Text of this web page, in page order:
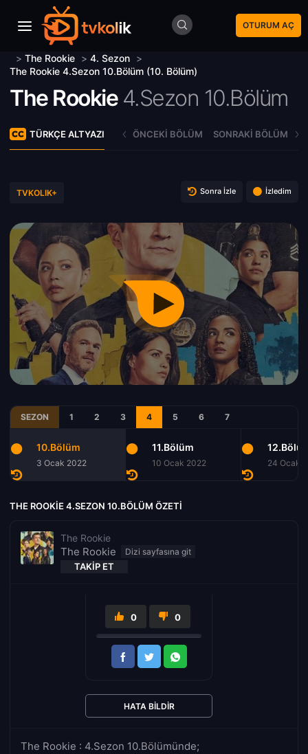
OTURUM AÇ
> The Rookie > 4. Sezon >
The Rookie 4.Sezon 10.Bölüm (10. Bölüm)
The Rookie 4.Sezon 10.Bölüm
TÜRKÇE ALTYAZI ÖNCEKI BÖLÜM SONRAKI BÖLÜM
TVKOLIK+ Sonra İzle İzledim
SEZON 1 2 3 4 5 6 7
10.Bölüm
3 Ocak 2022
11.Bölüm
10 Ocak 2022 24 Ocak
THE ROOKIE 4.SEZON 10.BÖLÜM ÖZETI
The Rookie
The Rookie
TAKIP ET
The Rookie : 4.Sezon 10.Bölümünde;
0 0
HATA BILDIR